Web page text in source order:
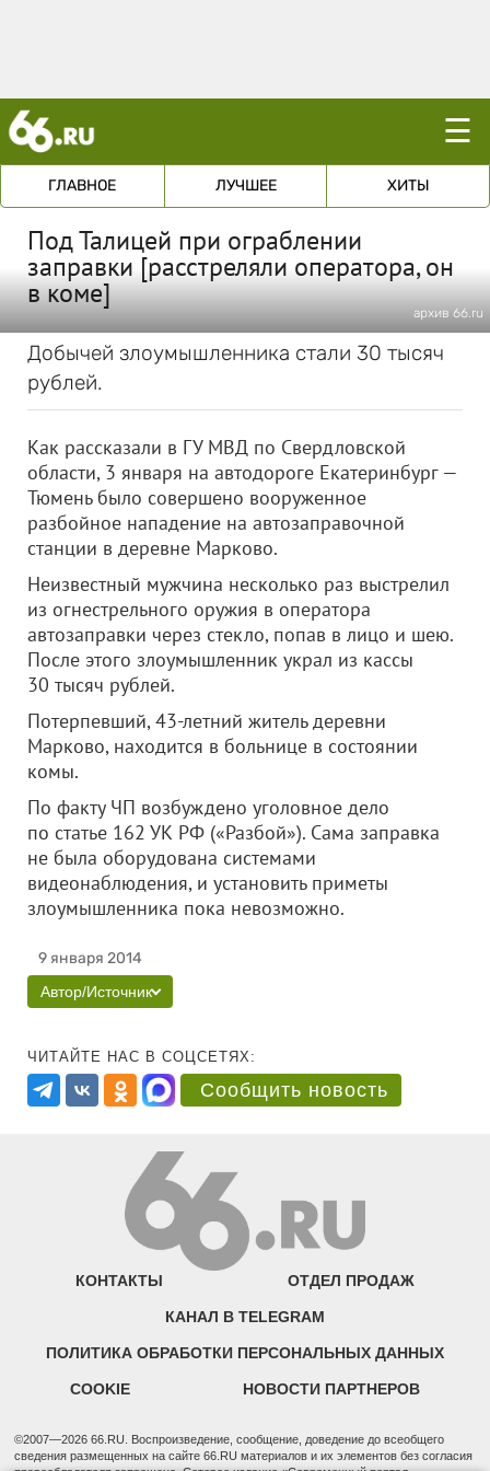
☰
ГЛАВНОЕ ЛУЧШЕЕ ХИТЫ
Под Талицей при ограблении
заправки [расстреляли оператора, он
в коме]
архив 66.ru
Добычей злоумышленника стали 30 тысяч
рублей.
Как рассказали в ГУ МВД по Свердловской
области, 3 января на автодороге Екатеринбург —
Тюмень было совершено вооруженное
разбойное нападение на автозаправочной
станции в деревне Марково.
Неизвестный мужчина несколько раз выстрелил
из огнестрельного оружия в оператора
автозаправки через стекло, попав в лицо и шею.
После этого злоумышленник украл из кассы
30 тысяч рублей.
Потерпевший, 43-летний житель деревни
Марково, находится в больнице в состоянии
комы.
По факту ЧП возбуждено уголовное дело
по статье 162 УК РФ («Разбой»). Сама заправка
не была оборудована системами
видеонаблюдения, и установить приметы
злоумышленника пока невозможно.
9 января 2014
Автор/Источник
ЧИТАЙТЕ НАС В СОЦСЕТЯХ:
Сообщить новость
КОНТАКТЫ ОТДЕЛ ПРОДАЖ
КАНАЛ В TELEGRAM
ПОЛИТИКА ОБРАБОТКИ ПЕРСОНАЛЬНЫХ ДАННЫХ
COOKIE НОВОСТИ ПАРТНЕРОВ
©2007—2026 66.RU. Воспроизведение, сообщение, доведение до всеобщего
сведения размещенных на сайте 66.RU материалов и их элементов без согласия